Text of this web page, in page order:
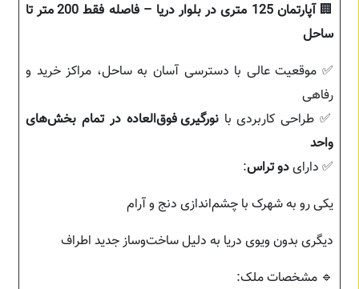
🏢
آپارتمان 125 متری در بلوار دریا – فاصله فقط 200 متر تا
ساحل
✅ موقعیت عالی با دسترسی آسان به ساحل، مراکز خرید و
رفاهی
✅ طراحی کاربردی بانورگیری فوق‌العاده در تمام بخش‌های
واحد
✅ دارایدو تراس:
یکی رو به شهرک با چشم‌اندازی دنج و آرام
دیگری بدون ویوی دریا به دلیل ساخت‌وساز جدید اطراف
🔹 مشخصات ملک: